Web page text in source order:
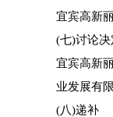
宜宾高新
(七)讨论决
宜宾高新
业发展有
(八)递补